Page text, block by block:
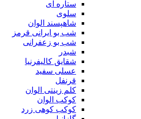
ستاره ای
سلوی
شاهپسند الوان
شب بو ایرانی قرمز
شب بو زعفرانی
شبدر
شقایق کالیفرنیا
عسلی سفید
قرنفل
کلم زینتی الوان
کوکب الوان
کوکب کوهی زرد